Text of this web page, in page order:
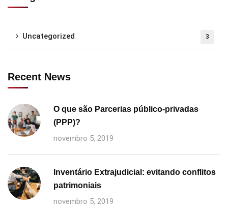
Uncategorized 3
Recent News
O que são Parcerias público-privadas
(PPP)?
novembro 5, 2019
Inventário Extrajudicial: evitando conflitos
patrimoniais
novembro 5, 2019